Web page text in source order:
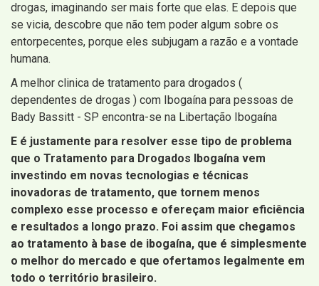
drogas, imaginando ser mais forte que elas. E depois que
se vicia, descobre que não tem poder algum sobre os
entorpecentes, porque eles subjugam a razão e a vontade
humana.
A melhor clinica de tratamento para drogados (
dependentes de drogas ) com Ibogaína para pessoas de
Bady Bassitt - SP encontra-se na Libertação Ibogaína
E é justamente para resolver esse tipo de problema
que o Tratamento para Drogados Ibogaína vem
investindo em novas tecnologias e técnicas
inovadoras de tratamento, que tornem menos
complexo esse processo e ofereçam maior eficiência
e resultados a longo prazo. Foi assim que chegamos
ao tratamento à base de ibogaína, que é simplesmente
o melhor do mercado e que ofertamos legalmente em
todo o território brasileiro.